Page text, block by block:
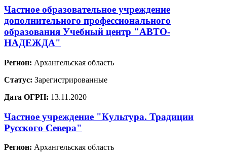
Частное образовательное учреждение
дополнительного профессионального
образования Учебный центр "АВТО-
НАДЕЖДА"
Регион: Архангельская область
Статус: Зарегистрированные
Дата ОГРН: 13.11.2020
Частное учреждение "Культура. Традиции
Русского Севера"
Регион: Архангельская область